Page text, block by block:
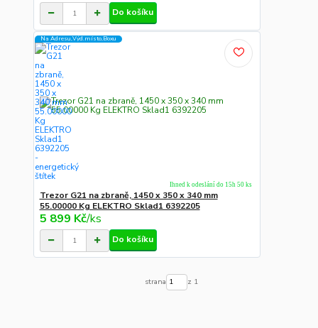
Do košíku
Na Adresu,Výd.místo,Boxu
Trezor G21 na zbraně, 1450 x 350 x 340 mm
55.00000 Kg ELEKTRO Sklad1 6392205
5 899 Kč/ks
Ihned k odeslání do 15h 50 ks
Do košíku
strana z 1